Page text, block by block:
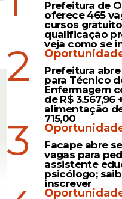
Prefeitura de
oferece 465
cursos
qualificação
veja como se
2
Prefeitura
para Técnico
Enfermagem
de R$ 3.567,96
alimentação
715,00
3
Facape abre
vagas para
assistente
psicólogo;
inscrever